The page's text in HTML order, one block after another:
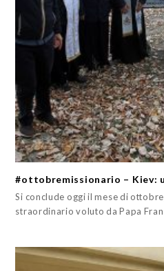
#ottobremissionario – Kiev:
Si conclude oggi il mese di
straordinario voluto da Papa